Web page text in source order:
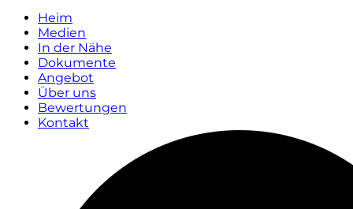
Heim
Medien
In der Nähe
Dokumente
Angebot
Über uns
Bewertungen
Kontakt